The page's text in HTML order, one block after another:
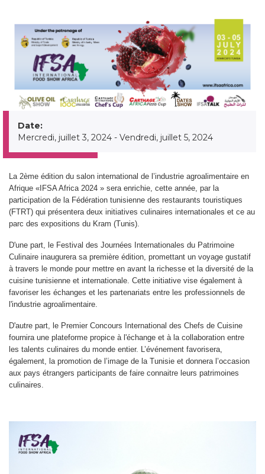
Date:
Mercredi, juillet 3, 2024 - Vendredi, juillet 5, 2024
La 2ème édition du salon international de l’industrie agroalimentaire en
Afrique «IFSA Africa 2024 » sera enrichie, cette année, par la
participation de la Fédération tunisienne des restaurants touristiques
(FTRT) qui présentera deux initiatives culinaires internationales et ce au
parc des expositions du Kram (Tunis).
D'une part, le Festival des Journées Internationales du Patrimoine
Culinaire inaugurera sa première édition, promettant un voyage gustatif
à travers le monde pour mettre en avant la richesse et la diversité de la
cuisine tunisienne et internationale. Cette initiative vise également à
favoriser les échanges et les partenariats entre les professionnels de
l'industrie agroalimentaire.
D'autre part, le Premier Concours International des Chefs de Cuisine
fournira une plateforme propice à l'échange et à la collaboration entre
les talents culinaires du monde entier. L’événement favorisera,
également, la promotion de l’image de la Tunisie et donnera l’occasion
aux pays étrangers participants de faire connaitre leurs patrimoines
culinaires.